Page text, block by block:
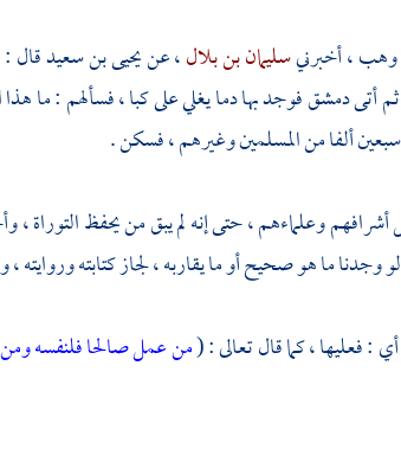
وهب، أخبرنيسليمان بن بلال، عنيحيى بن سعيد
أتى دمشق فوجد بها دما يغلي على كبا ، فسألهم : ما هذا
ألفا من المسلمين وغيرهم ، فسكن .
أشرافهم وعلماءهم ، حتى إنه لم يبق من يحفظ التوراة
ما هو صحيح أو ما يقاربه ، لجاز كتابته وروايته ،
: فعليها ، كما قال تعالى : (من عمل صالحا فلنفسه ومن